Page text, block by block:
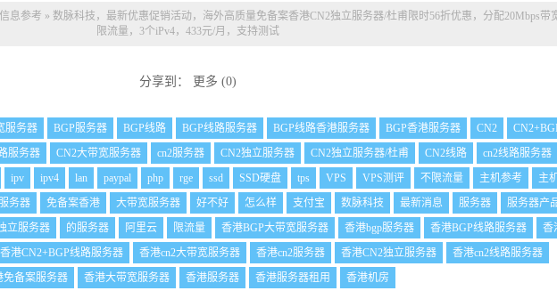
息参考 » 数脉科技，最新优惠促销活动，海外高质量免备案香港CN2独立服务器/杜甫限时56折优惠，分配20Mbps带
限流量，3个iPv4，433元/月，支持测试
分享到： 更多 (0)
服务器 BGP服务器 BGP线路 BGP线路服务器 BGP线路香港服务器 BGP香港服务器 CN2
服务器 CN2大带宽服务器 cn2服务器 CN2独立服务器 CN2独立服务器/杜甫 CN2线路
cn2线路服务器
ipv ipv4 lan paypal php rge ssd SSD硬盘 tps VPS VPS测评 不限流量 主机参考
主
务器 免备案香港 大带宽服务器 好不好 怎么样 支付宝 数脉科技 最新消息 服务器
服务器产
立服务器 的服务器 阿里云 限流量 香港BGP大带宽服务器 香港bgp服务器 香港BGP线路服务器
香
香港CN2+BGP线路服务器 香港cn2大带宽服务器 香港cn2服务器 香港CN2独立服务器
香港cn2线路服务器
免备案服务器
香港大带宽服务器 香港服务器 香港服务器租用 香港机房